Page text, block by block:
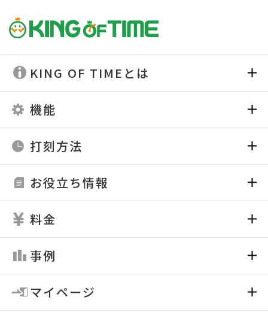
KING OF TIMEとは
機能
打刻方法
お役立ち情報
料金
事例
マイページ